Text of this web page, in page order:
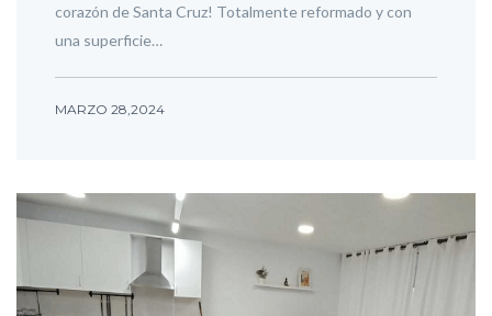
corazón de Santa Cruz! Totalmente reformado y con
una superficie…
MARZO 28,2024